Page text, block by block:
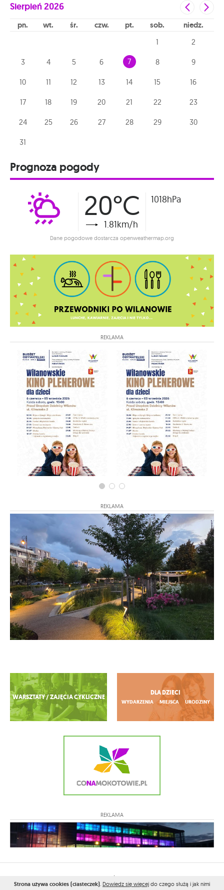
Sierpień2026
pn wt śr czw pt sob niedz
1 2
3 4 5 6 7 8 9
10 11 12 13 14 15 16
17 18 19 20 21 22 23
24 25 26 27 28 29 30
31
Prognoza pogody
20°C
1.81km/h
1018hPa
Dane pogodowe dostarcza openweathermap.org
REKLAMA
REKLAMA
Zobacz więcej
WARSZTATY / ZAJĘCIA CYKLICZNE
DLA DZIECI
WYDARZENIA MIEJSCA URODZINY
REKLAMA
2026© WSZELKIE PRAWA ZASTRZEŻONE PRZEZ
Strona używa cookies (ciasteczek). Dowiedz się więcej do czego służą i jak nimi